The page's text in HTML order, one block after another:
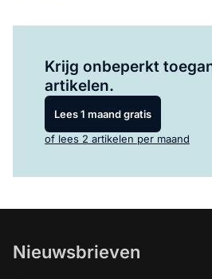
Krijg onbeperkt
artikelen.
Lees 1 maand gratis
of lees 2 artikelen per maand
Nieuwsbrieven